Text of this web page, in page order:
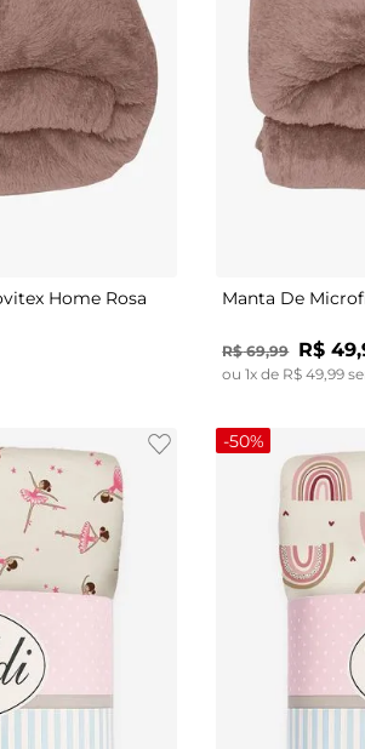
Home Rosa Manta De
R$ 69,99 R$ 49,
ou1x de R$ 49,99
-50%